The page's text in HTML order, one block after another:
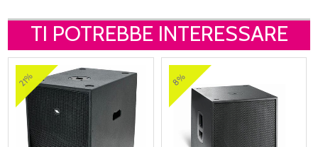
TI POTREBBE INTERESSARE
21% 8%